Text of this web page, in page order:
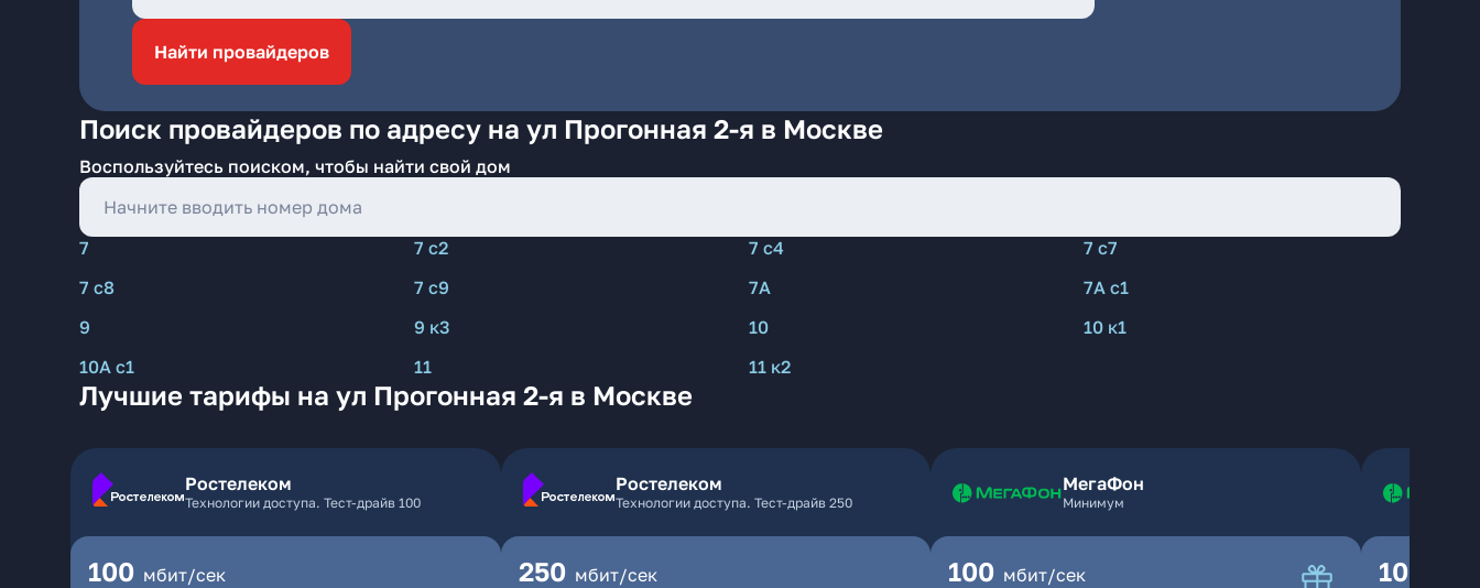
Найти провайдеров
Поиск провайдеров по адресу на ул Прогонная 2-я в Москве
Воспользуйтесь поиском, чтобы найти свой дом
7 7 с2 7 с4
7 с7
7 с8
7 с9 7А
7А с1
9
9 к3 10
10 к1
10А с1
11 11 к2
Лучшие тарифы на ул Прогонная 2-я в Москве
Ростелеком
Технологии доступа. Тест-драйв 100
100 мбит/сек
Ростелеком
Технологии доступа. Тест-драйв 250
250 мбит/сек
МегаФон
Минимум
100 мбит/сек 100